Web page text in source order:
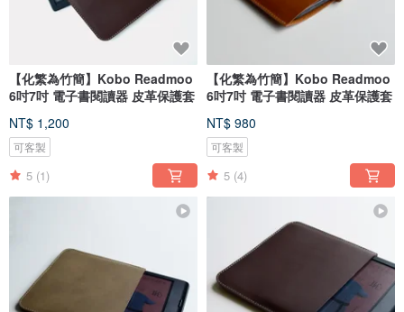
【化繁為竹簡】Kobo Readmoo
6吋7吋 電子書閱讀器 皮革保護套
NT$ 1,200
可客製
5 (1)
【化繁為竹簡】Kobo Readmoo
6吋7吋 電子書閱讀器 皮革保護套
NT$ 980
可客製
5 (4)